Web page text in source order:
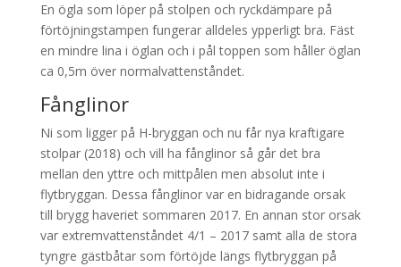
En ögla som löper på stolpen och ryckdämpare på
förtöjningstampen fungerar alldeles ypperligt bra. Fäst
en mindre lina i öglan och i pål toppen som håller öglan
ca 0,5m över normalvattenståndet.
Fånglinor
Ni som ligger på H-bryggan och nu får nya kraftigare
stolpar (2018) och vill ha fånglinor så går det bra
mellan den yttre och mittpålen men absolut inte i
flytbryggan. Dessa fånglinor var en bidragande orsak
till brygg haveriet sommaren 2017. En annan stor orsak
var extremvattenståndet 4/1 – 2017 samt alla de stora
tyngre gästbåtar som förtöjde längs flytbryggan på